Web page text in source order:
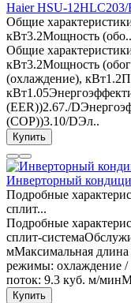
Haier HSU-12HLC203/
Общие
кВт3.2Мощность
Общие
кВт3.2Мощность
(охлаждение),
(EER))2.67./
(COP))3.10/DЭл..
Купить
Инверторный
Подробные
сплит...
Подробные
сплит-
мМаксимальная
режимы: охлаждение
поток: 9.3 куб. м/
Купить